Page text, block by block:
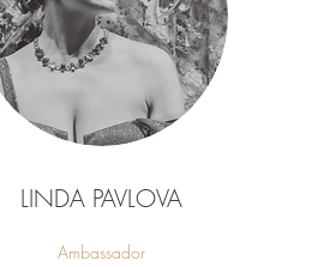
LINDA PAVLOVA
Ambassador